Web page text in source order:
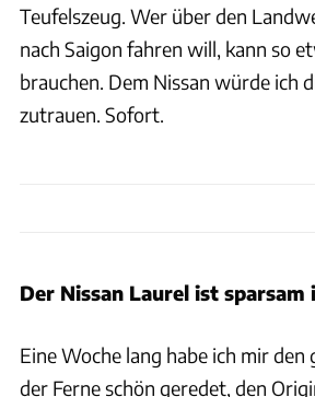
Teufelszeug. Wer über den
nach Saigon fahren will, kann so
brauchen. Dem Nissan würde ich
zutrauen. Sofort.
Der Nissan Laurel ist sparsam
Eine Woche lang habe ich mir den
der Ferne schön geredet, den